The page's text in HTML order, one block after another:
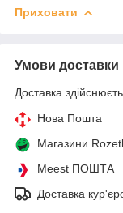
Приховати
Умови доставки
Доставка
Нова Пошта
Магазини
Meest ПОШТА
Доставка